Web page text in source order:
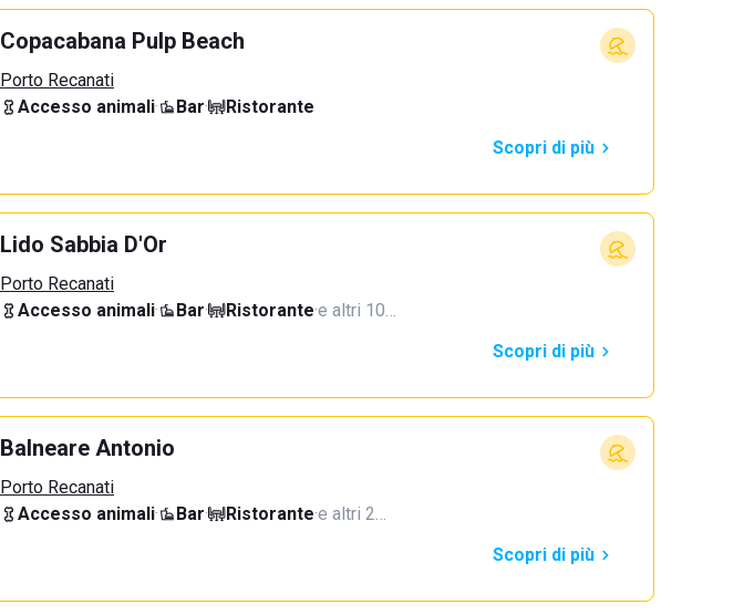
Copacabana Pulp Beach
Porto Recanati
Accesso animali· Bar·
Ristorante
Scopri di più
Lido Sabbia D'Or
Porto Recanati
Accesso animali· Bar· Ristorante·e altri 10…
Scopri di più
Balneare Antonio
Porto Recanati
Accesso animali· Bar· Ristorante·e altri 2…
Scopri di più